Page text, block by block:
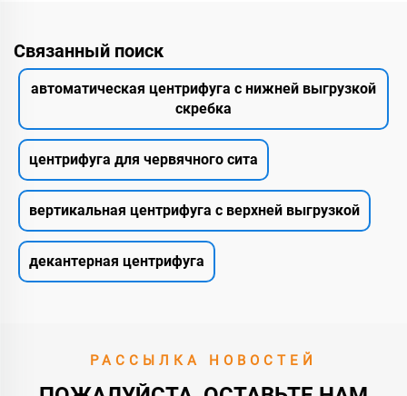
Связанный поиск
автоматическая центрифуга с нижней выгрузкой
скребка
центрифуга для червячного сита
вертикальная центрифуга с верхней выгрузкой
декантерная центрифуга
РАССЫЛКА НОВОСТЕЙ